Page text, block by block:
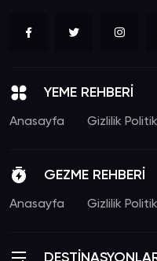
YEME REHBERİ
Anasayfa Gizlilik
GEZME REHBERİ
Anasayfa Gizlilik